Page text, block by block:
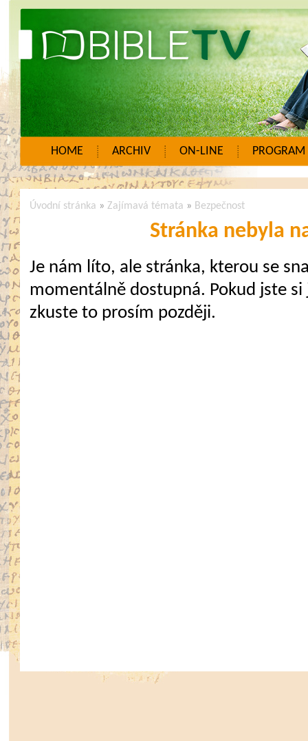
HOME ARCHIV ON-LINE PROGRAM
Úvodní stránka »Zajímavá témata » Bezpečnost
Stránka nebyla
Je nám líto, ale stránka, kterou se
momentálně dostupná. Pokud jste
zkuste to prosím později.